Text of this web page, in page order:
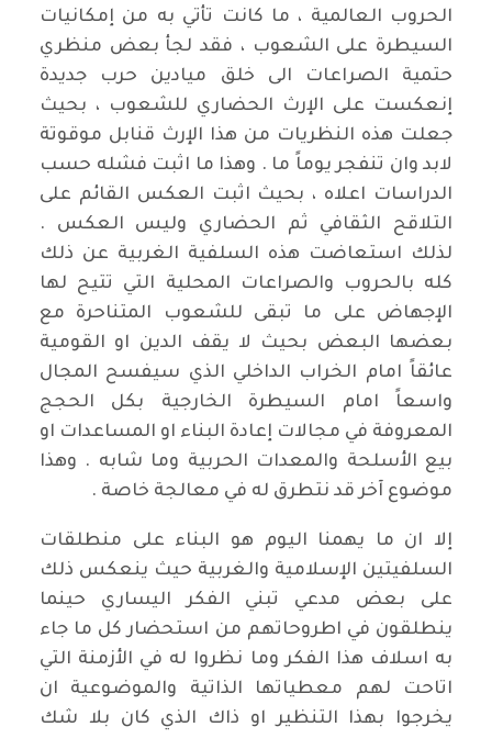
الحروب العالمية ، ما كانت تأتي به من إمكانيات
السيطرة على الشعوب ، فقد لجأ بعض منظري
حتمية الصراعات الى خلق ميادين حرب جديدة
إنعكست على الإرث الحضاري للشعوب ، بحيث
جعلت هذه النظريات من هذا الإرث قنابل موقوتة
لابد وان تنفجر يوماً ما . وهذا ما اثبت فشله حسب
الدراسات اعلاه ، بحيث اثبت العكس القائم على
التلاقح الثقافي ثم الحضاري وليس العكس .
لذلك استعاضت هذه السلفية الغربية عن ذلك
كله بالحروب والصراعات المحلية التي تتيح لها
الإجهاض على ما تبقى للشعوب المتناحرة مع
بعضها البعض بحيث لا يقف الدين او القومية
عائقاً امام الخراب الداخلي الذي سيفسح المجال
واسعاً امام السيطرة الخارجية بكل الحجج
المعروفة في مجالات إعادة البناء او المساعدات او
بيع الأسلحة والمعدات الحربية وما شابه . وهذا
موضوع آخر قد نتطرق له في معالجة خاصة .
إلا ان ما يهمنا اليوم هو البناء على منطلقات
السلفيتين الإسلامية والغربية حيث ينعكس ذلك
على بعض مدعي تبني الفكر اليساري حينما
ينطلقون في اطروحاتهم من استحضار كل ما جاء
به اسلاف هذا الفكر وما نظروا له في الأزمنة التي
اتاحت لهم معطياتها الذاتية والموضوعية ان
يخرجوا بهذا التنظير او ذاك الذي كان بلا شك